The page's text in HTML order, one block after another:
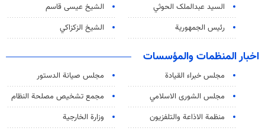
السید عبدالملک الحوثي
الشيخ عيسى قاسم
رئيس الجمهورية
الشيخ الزكزاكي
اخبار المنظمات والمؤسسات
مجلس خبراء القيادة
مجلس صيانة الدستور
مجلس الشورى الاسلامي
مجمع تشخيص مصلحة النظام
منظمة الاذاعة والتلفزیون
وزارة الخارجية